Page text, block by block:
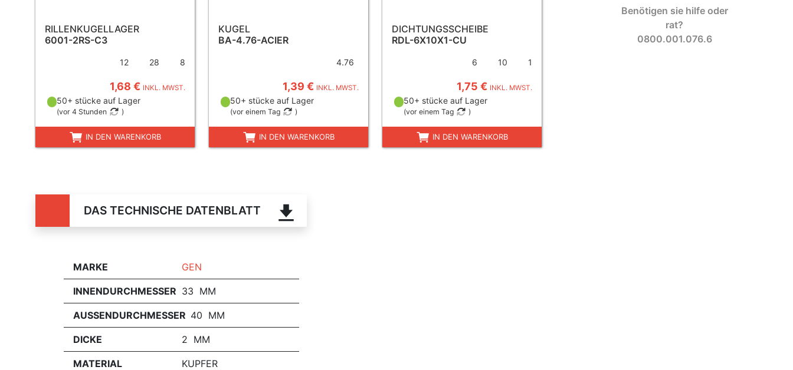
Benötigen sie hilfe oder
rat?
0800.001.076.6
RILLENKUGELLAGER
6001-2RS-C3
12 28 8
1,68 € INKL. MWST.
50+ stücke auf Lager
(vor 4 Stunden )
IN DEN WARENKORB
KUGEL
BA-4.76-ACIER
4.76
1,39 € INKL. MWST.
50+ stücke auf Lager
(vor einem Tag )
IN DEN WARENKORB
DICHTUNGSSCHEIBE
RDL-6X10X1-CU
6 10 1
1,75 € INKL. MWST.
50+ stücke auf Lager
(vor einem Tag )
IN DEN WARENKORB
DAS TECHNISCHE DATENBLATT
MARKE GEN
INNENDURCHMESSER 33 MM
AUSSENDURCHMESSER 40 MM
DICKE 2 MM
MATERIAL KUPFER